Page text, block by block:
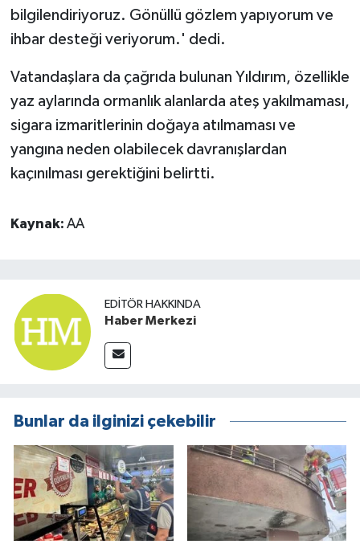
bilgilendiriyoruz. Gönüllü gözlem yapıyorum ve
ihbar desteği veriyorum.' dedi.
Vatandaşlara da çağrıda bulunan Yıldırım, özellikle
yaz aylarında ormanlık alanlarda ateş yakılmaması,
sigara izmaritlerinin doğaya atılmaması ve
yangına neden olabilecek davranışlardan
kaçınılması gerektiğini belirtti.
Kaynak: AA
EDITÖR HAKKINDA
Haber Merkezi
Bunlar da ilginizi çekebilir